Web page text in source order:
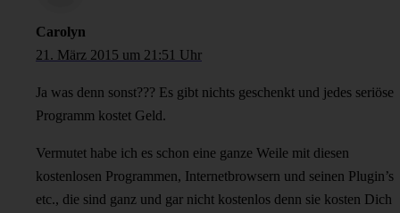
Carolyn
21. März 2015 um 21:51 Uhr
Ja was denn sonst??? Es gibt nichts geschenkt und jedes seriöse
Programm kostet Geld.
Vermutet habe ich es schon eine ganze Weile mit diesen
kostenlosen Programmen, Internetbrowsern und seinen Plugin’s
etc., die sind ganz und gar nicht kostenlos denn sie kosten Dich